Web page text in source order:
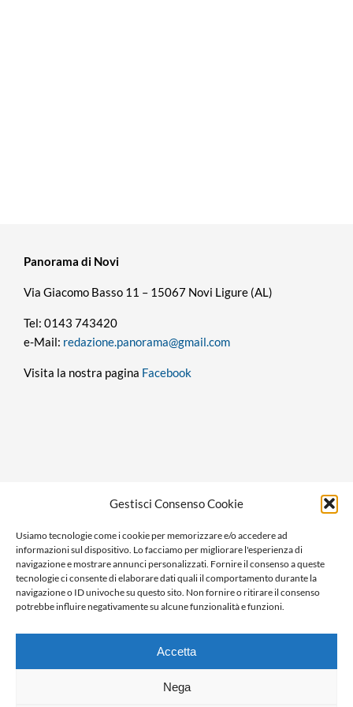
Gestisci Consenso Cookie
Usiamo tecnologie come i cookie per memorizzare e/o accedere ad
informazioni sul dispositivo. Lo facciamo per migliorare l'esperienza di
navigazione e mostrare annunci personalizzati. Fornire il consenso a queste
tecnologie ci consente di elaborare dati quali il comportamento durante la
navigazione o ID univoche su questo sito. Non fornire o ritirare il consenso
potrebbe influire negativamente su alcune funzionalità e funzioni.
Accetta
Nega
Panorama di Novi
Via Giacomo Basso 11 – 15067 Novi Ligure (AL)
Tel: 0143 743420
e-Mail: redazione.panorama@gmail.com
Visita la nostra pagina Facebook
Ragione sociale: Panorama S.r.l.
C.F. / P.IVA: 01058470061
N. REA: AL-138981
Capitale Versato € 10.000,00